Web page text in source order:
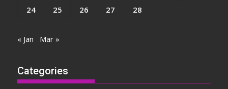
24
25 26 27 28
« Jan Mar »
Categories